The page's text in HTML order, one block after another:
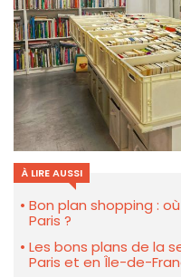
À LIRE AUSSI
Bon plan shopping :
Paris ?
Les bons plans de la
Paris et en Île-de-